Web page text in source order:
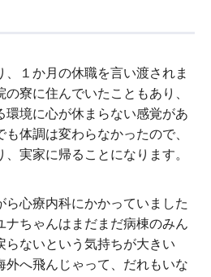
１か月の休職を言い渡されま
寮に住んでいたこともあり、
環境に心が休まらない感覚があ
体調は変わらなかったので、
実家に帰ることになります。
ら心療内科にかかっていました
ナちゃんはまだまだ病棟のみん
らないという気持ちが大きい
外へ飛んじゃって、だれもいな